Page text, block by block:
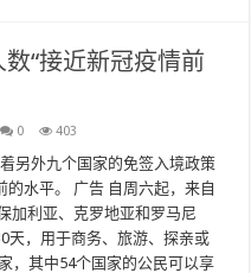
“接近新冠疫情前
0 403
另外九个国家的免签入境政策
水平。 广告 自周六起，来自
加利亚、克罗地亚和罗马尼
天，用于商务、旅游、探亲或
，其中54个国家的公民可以享